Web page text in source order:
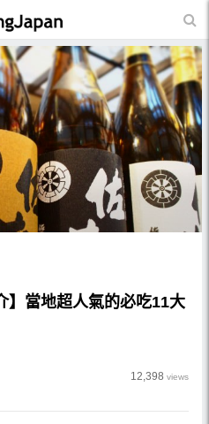
】當地超人氣的必吃11大
12,398 views